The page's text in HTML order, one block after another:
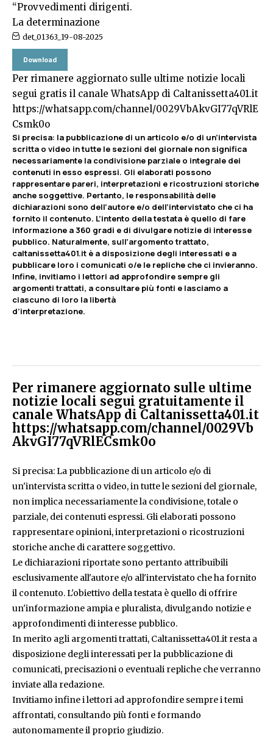
“Provvedimenti dirigenti.
La determinazione
det_01363_19-08-2025
Download
Per rimanere aggiornato sulle ultime notizie locali
segui gratis il canale WhatsApp di Caltanissetta401.it
https://whatsapp.com/channel/0029VbAkvGI77qVRlE
Csmk0o
Si precisa: la pubblicazione di un articolo e/o di un’intervista
scritta o video in tutte le sezioni del giornale non significa
necessariamente la condivisione parziale o integrale dei
contenuti in esso espressi. Gli elaborati possono
rappresentare pareri, interpretazioni e ricostruzioni storiche
anche soggettive. Pertanto, le responsabilità delle
dichiarazioni sono dell’autore e/o dell’intervistato che ci ha
fornito il contenuto. L’intento della testata è quello di fare
informazione a 360 gradi e di divulgare notizie di interesse
pubblico. Naturalmente, sull’argomento trattato,
caltanissetta401.it è a disposizione degli interessati e a
pubblicare loro i comunicati o/e le repliche che ci invieranno.
Infine, invitiamo i lettori ad approfondire sempre gli
argomenti trattati, a consultare più fonti e lasciamo a
ciascuno di loro la libertà
d’interpretazione.
Per rimanere aggiornato sulle ultime
notizie locali segui gratuitamente il
canale WhatsApp di Caltanissetta401.it
https://whatsapp.com/channel/0029Vb
AkvGI77qVRlECsmk0o
Si precisa: La pubblicazione di un articolo e/o di
un'intervista scritta o video, in tutte le sezioni del giornale,
non implica necessariamente la condivisione, totale o
parziale, dei contenuti espressi. Gli elaborati possono
rappresentare opinioni, interpretazioni o ricostruzioni
storiche anche di carattere soggettivo.
Le dichiarazioni riportate sono pertanto attribuibili
esclusivamente all'autore e/o all'intervistato che ha fornito
il contenuto. L'obiettivo della testata è quello di offrire
un'informazione ampia e pluralista, divulgando notizie e
approfondimenti di interesse pubblico.
In merito agli argomenti trattati, Caltanissetta401.it resta a
disposizione degli interessati per la pubblicazione di
comunicati, precisazioni o eventuali repliche che verranno
inviate alla redazione.
Invitiamo infine i lettori ad approfondire sempre i temi
affrontati, consultando più fonti e formando
autonomamente il proprio giudizio.